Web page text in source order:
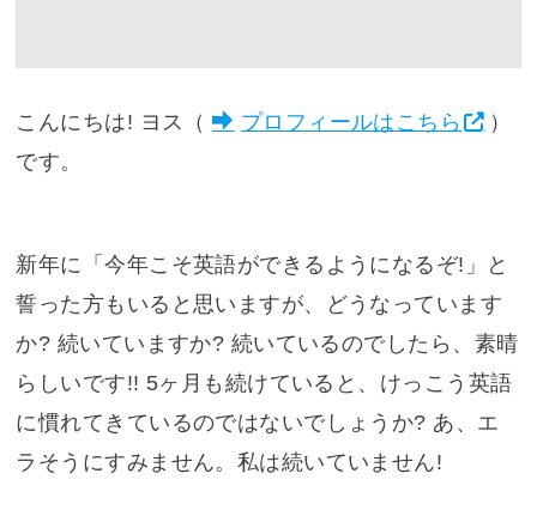
こんにちは! ヨス（ プロフィールはこちら
）
です。
新年に「今年こそ英語ができるようになるぞ!」と
誓った方もいると思いますが、どうなっています
か? 続いていますか? 続いているのでしたら、素晴
らしいです!! 5ヶ月も続けていると、けっこう英語
に慣れてきているのではないでしょうか? あ、エ
ラそうにすみません。私は続いていません!